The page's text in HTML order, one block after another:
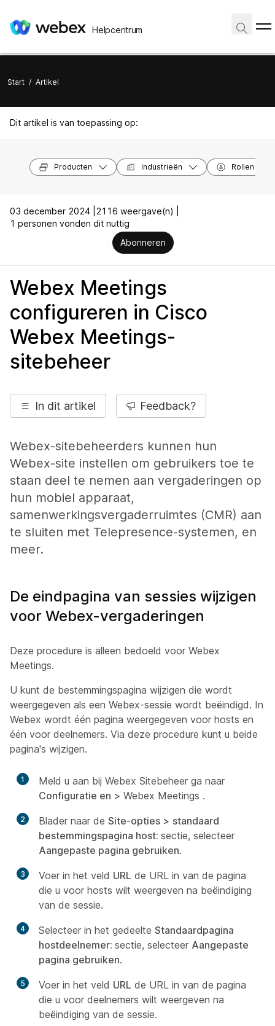
Helpcentrum
Start / Artikel
Dit artikel is van toepassing op:
Producten Industrieën Rollen
03 december 2024 |
2116 weergave(n) |
1 personen vonden dit nuttig
Abonneren
Webex Meetings
configureren in Cisco
Webex Meetings-
sitebeheer
In dit artikel Feedback?
Webex-sitebeheerders kunnen hun
Webex-site instellen om gebruikers toe te
staan deel te nemen aan vergaderingen op
hun mobiel apparaat,
samenwerkingsvergaderruimtes (CMR) aan
te sluiten met Telepresence-systemen, en
meer.
De eindpagina van sessies wijzigen
voor Webex-vergaderingen
Deze procedure is alleen bedoeld voor Webex
Meetings.
U kunt de bestemmingspagina wijzigen die wordt
weergegeven als een Webex-sessie wordt beëindigd. In
Webex wordt één pagina weergegeven voor hosts en
één voor deelnemers. Via deze procedure kunt u beide
pagina's wijzigen.
1
Meld u aan bij Webex Sitebeheer ga naar
Configuratie en > Webex Meetings .
2 Blader naar de Site-opties > standaard
bestemmingspagina host: sectie, selecteer
Aangepaste pagina gebruiken.
3 Voer in het veld URL de URL in van de pagina
die u voor hosts wilt weergeven na beëindiging
van de sessie.
4 Selecteer in het gedeelte Standaardpagina
hostdeelnemer: sectie, selecteer Aangepaste
pagina gebruiken.
5 Voer in het veld URL de URL in van de pagina
die u voor deelnemers wilt weergeven na
beëindiging van de sessie.